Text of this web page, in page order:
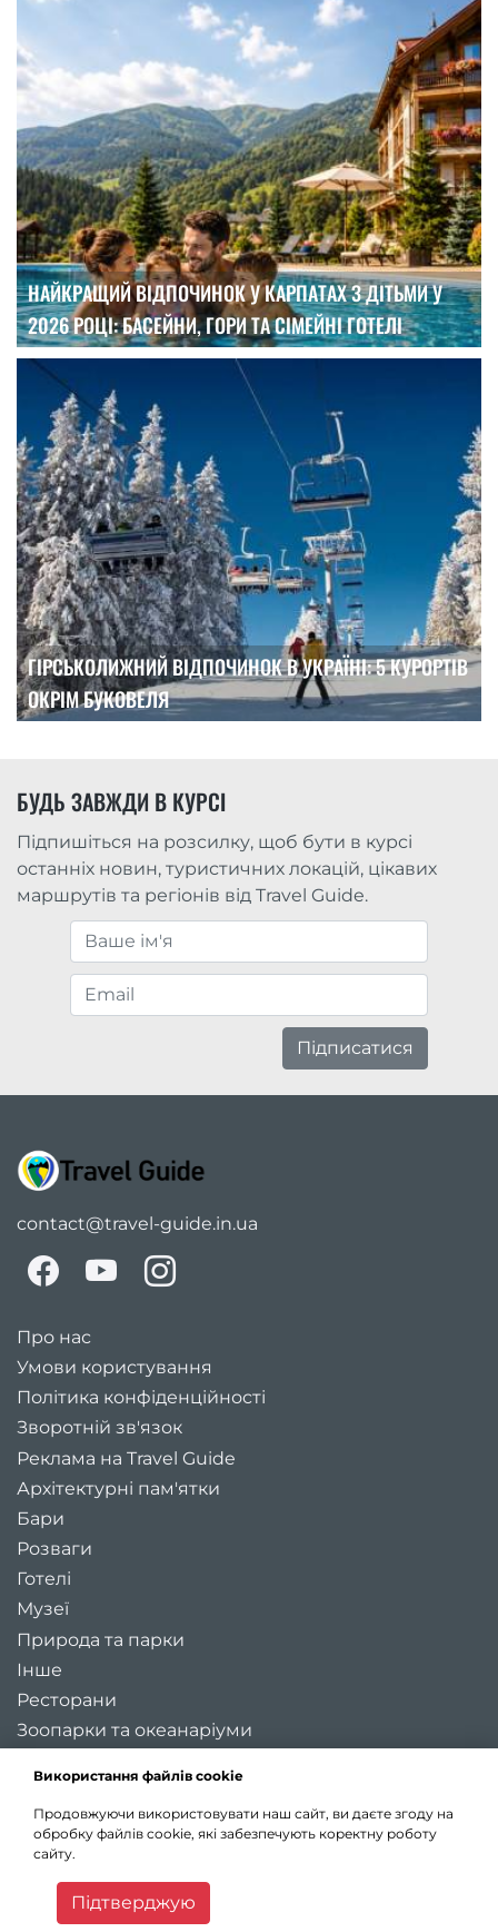
Використання файлів cookie
Продовжуючи використовувати наш сайт, ви даєте згоду на
обробку файлів cookie, які забезпечують коректну роботу
сайту.
Підтверджую
НАЙКРАЩИЙ ВІДПОЧИНОК У КАРПАТАХ З ДІТЬМИ У
2026 РОЦІ: БАСЕЙНИ, ГОРИ ТА СІМЕЙНІ ГОТЕЛІ
ГІРСЬКОЛИЖНИЙ ВІДПОЧИНОК В УКРАЇНІ: 5 КУРОРТІВ
ОКРІМ БУКОВЕЛЯ
БУДЬ ЗАВЖДИ В КУРСІ
Підпишіться на розсилку, щоб бути в курсі
останніх новин, туристичних локацій, цікавих
маршрутів та регіонів від Travel Guide.
Підписатися
contact@travel-guide.in.ua
Про нас
Умови користування
Політика конфіденційності
Зворотній зв'язок
Реклама на Travel Guide
Архітектурні пам'ятки
Бари
Розваги
Готелі
Музеї
Природа та парки
Інше
Ресторани
Зоопарки та океанаріуми
Регіони України
Туристичні міста України
Карта України
Статті